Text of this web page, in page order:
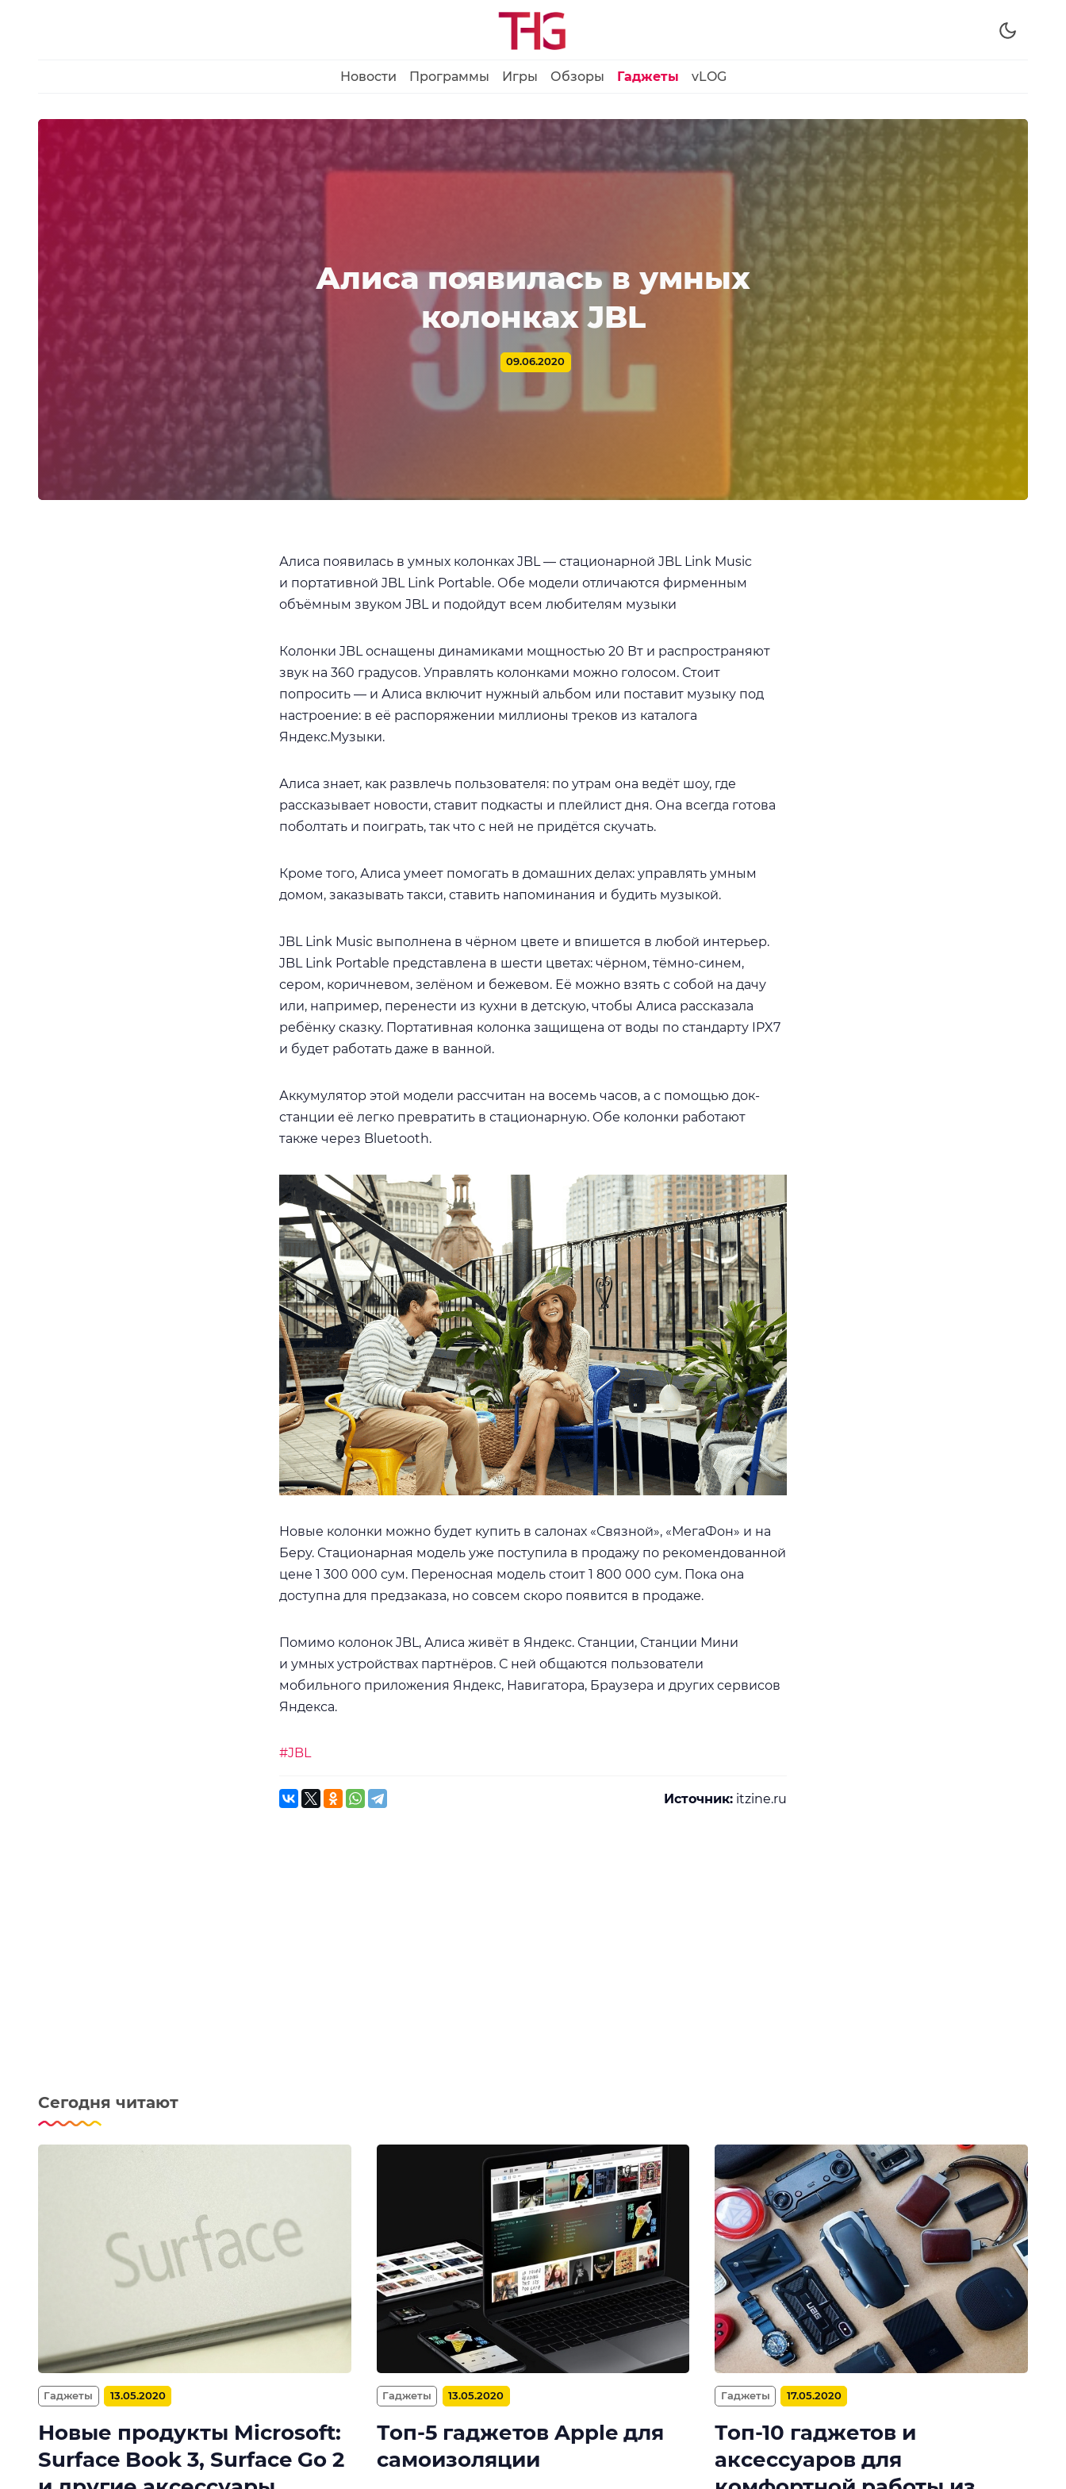
Игры
Обзоры
Гаджеты
Новости Программы Игры Обзоры Гаджеты vLOG
Алиса появилась в умных
колонках JBL
09.06.2020
Алиса появилась в умных колонках JBL — стационарной JBL Link Music
и портативной JBL Link Portable. Обе модели отличаются фирменным
объёмным звуком JBL и подойдут всем любителям музыки
Колонки JBL оснащены динамиками мощностью 20 Вт и распространяют
звук на 360 градусов. Управлять колонками можно голосом. Стоит
попросить — и Алиса включит нужный альбом или поставит музыку под
настроение: в её распоряжении миллионы треков из каталога
Яндекс.Музыки.
Алиса знает, как развлечь пользователя: по утрам она ведёт шоу, где
рассказывает новости, ставит подкасты и плейлист дня. Она всегда готова
поболтать и поиграть, так что с ней не придётся скучать.
Кроме того, Алиса умеет помогать в домашних делах: управлять умным
домом, заказывать такси, ставить напоминания и будить музыкой.
JBL Link Music выполнена в чёрном цвете и впишется в любой интерьер.
JBL Link Portable представлена в шести цветах: чёрном, тёмно-синем,
сером, коричневом, зелёном и бежевом. Её можно взять с собой на дачу
или, например, перенести из кухни в детскую, чтобы Алиса рассказала
ребёнку сказку. Портативная колонка защищена от воды по стандарту IPX7
и будет работать даже в ванной.
Аккумулятор этой модели рассчитан на восемь часов, а с помощью док-
станции её легко превратить в стационарную. Обе колонки работают
также через Bluetooth.
Новые колонки можно будет купить в салонах «Связной», «МегаФон» и на
Беру. Стационарная модель уже поступила в продажу по рекомендованной
цене 1 300 000 сум. Переносная модель стоит 1 800 000 сум. Пока она
доступна для предзаказа, но совсем скоро появится в продаже.
Помимо колонок JBL, Алиса живёт в Яндекс. Станции, Станции Мини
и умных устройствах партнёров. С ней общаются пользователи
мобильного приложения Яндекс, Навигатора, Браузера и других сервисов
Яндекса.
#JBL
Источник: itzine.ru
Сегодня читают
Гаджеты 13.05.2020
Новые продукты Microsoft:
Surface Book 3, Surface Go 2
Гаджеты 13.05.2020
Топ-5 гаджетов Apple для
самоизоляции
Гаджеты 17.05.2020
Топ-10 гаджетов и
аксессуаров для